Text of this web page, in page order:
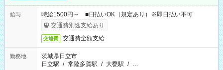
給与
時給1500円～ ■日払いOK（規定あり）※即日払い不可
交通費別途支給あり
交通費 交通費全額支給
勤務地
茨城県日立市
日立駅 / 常陸多賀駅 / 大甕駅 / …